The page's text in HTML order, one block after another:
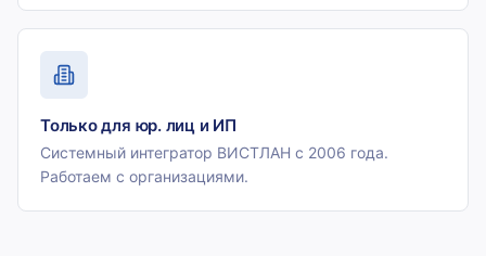
Только для юр. лиц и ИП
Системный интегратор ВИСТЛАН с 2006 года.
Работаем с организациями.